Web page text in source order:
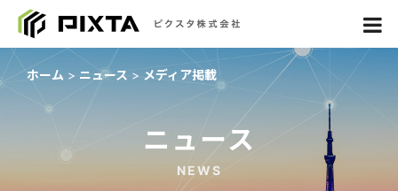
ホーム ニュース メディア掲載
ニュース
NEWS